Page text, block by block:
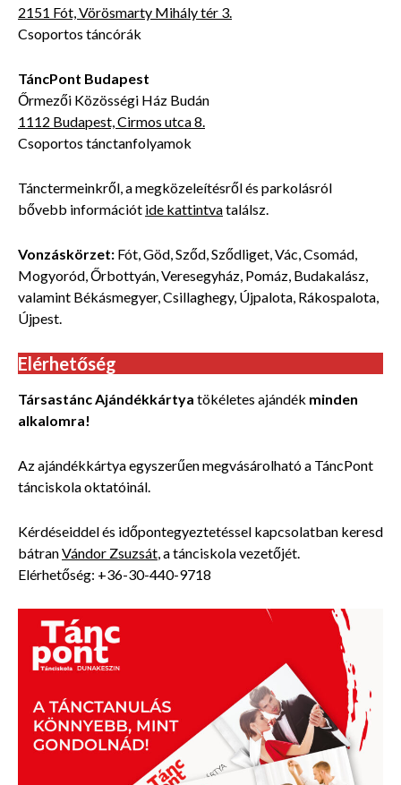
2151 Fót, Vörösmarty Mihály tér 3.
Csoportos táncórák
TáncPont Budapest
Őrmezői Közösségi Ház Budán
1112 Budapest, Cirmos utca 8.
Csoportos tánctanfolyamok
Tánctermeinkről, a megközeleítésről és parkolásról
bővebb információt ide kattintvatalálsz.
Vonzáskörzet: Fót, Göd, Sződ, Sződliget, Vác, Csomád,
Mogyoród, Őrbottyán, Veresegyház, Pomáz, Budakalász,
valamint Békásmegyer, Csillaghegy, Újpalota, Rákospalota,
Újpest.
Elérhetőség
Társastánc Ajándékkártya tökéletes ajándék minden
alkalomra!
Az ajándékkártya egyszerűen megvásárolható a TáncPont
tánciskola oktatóinál.
Kérdéseiddel és időpontegyeztetéssel kapcsolatban keresd
bátranVándor Zsuzsát , a tánciskola vezetőjét.
Elérhetőség: +36-30-440-9718